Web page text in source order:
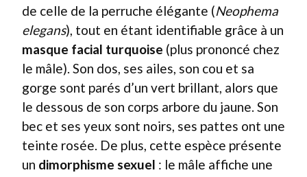
de celle de la perruche élégante (Neophema
elegans), tout en étant identifiable grâce à un
masque facial turquoise (plus prononcé chez
le mâle). Son dos, ses ailes, son cou et sa
gorge sont parés d’un vert brillant, alors que
le dessous de son corps arbore du jaune. Son
bec et ses yeux sont noirs, ses pattes ont une
teinte rosée. De plus, cette espèce présente
un dimorphisme sexuel : le mâle affiche une